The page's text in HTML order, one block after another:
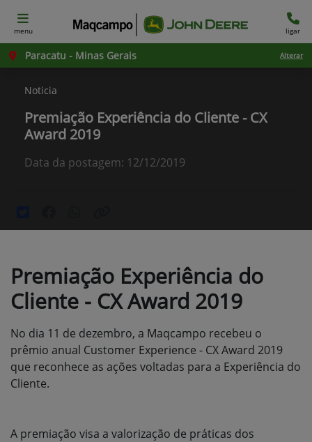
menu ligar
Paracatu - Minas Gerais Alterar
Noticia
Premiação Experiência do Cliente - CX
Award 2019
Data da postagem: 12/12/2019
Premiação Experiência do
Cliente - CX Award 2019
No dia 11 de dezembro, a Maqcampo recebeu o
prêmio anual Customer Experience - CX Award 2019
que reconhece as ações voltadas para a Experiência do
Cliente.
A premiação visa a valorização de práticas dos